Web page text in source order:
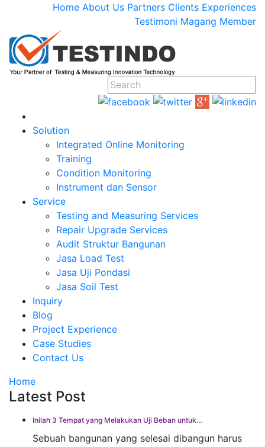
Home About Us Partners Clients Experiences
Testimoni Magang Member
Solution
Integrated Online Monitoring
Training
Condition Monitoring
Instrument dan Sensor
Service
Testing and Measuring Services
Repair Upgrade Services
Audit Struktur Bangunan
Jasa Load Test
Jasa Uji Pondasi
Jasa Soil Test
Inquiry
Blog
Project Experience
Case Studies
Contact Us
Home
Latest Post
Inilah 3 Tempat yang Melakukan Uji Beban untuk…
Sebuah bangunan yang selesai dibangun harus